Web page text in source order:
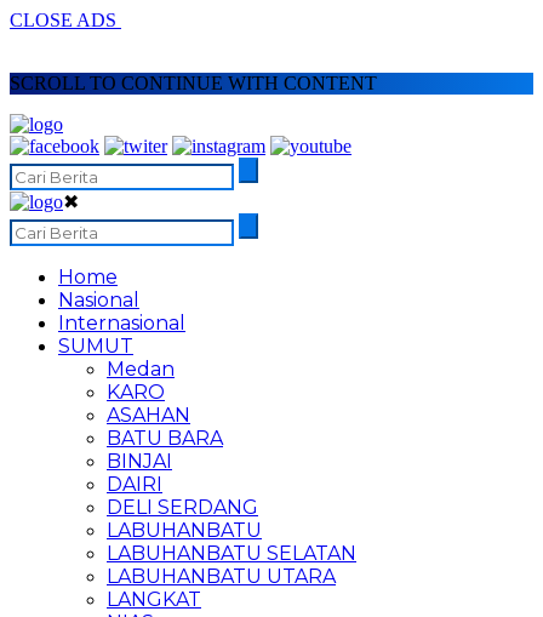
CLOSE ADS
SCROLL TO CONTINUE WITH CONTENT
✖
Home
Nasional
Internasional
SUMUT
Medan
KARO
ASAHAN
BATU BARA
BINJAI
DAIRI
DELI SERDANG
LABUHANBATU
LABUHANBATU SELATAN
LABUHANBATU UTARA
LANGKAT